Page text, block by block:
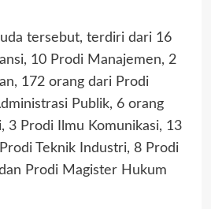
tersebut, terdiri dari 16
10 Prodi Manajemen, 2
172 orang dari Prodi
Publik, 6 orang
3 Prodi Ilmu Komunikasi, 13
Teknik Industri, 8 Prodi
dan Prodi Magister Hukum